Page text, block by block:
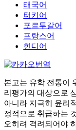
태국어
터키어
포르투갈어
프랑스어
힌디어
본고는 유학 전통이
리평가의 대상으로
아니라 지극히 윤리
정적으로 취급하는
오히려 격려되어야